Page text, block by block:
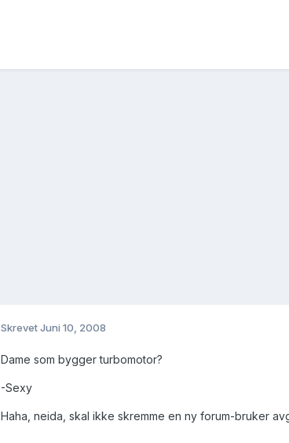
SkrevetJuni 10, 2008
Dame som bygger turbomotor?
-Sexy
Haha, neida, skal ikke skremme en ny forum-bruker